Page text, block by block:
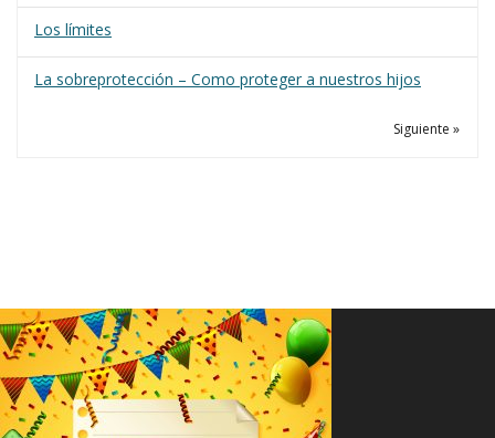
Los límites
La sobreprotección – Como proteger a nuestros hijos
Siguiente »